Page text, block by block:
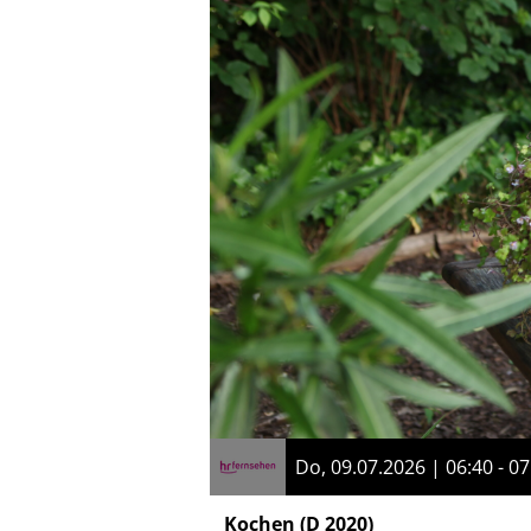
Do, 09.07.2026 | 06:40 -
Kochen (D 2020)